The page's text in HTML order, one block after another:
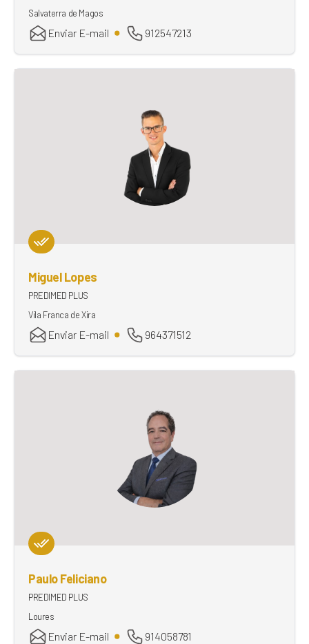
Salvaterra de Magos
Enviar E-mail 912547213
Miguel Lopes
PREDIMED PLUS
Vila Franca de Xira
Enviar E-mail 964371512
Paulo Feliciano
PREDIMED PLUS
Loures
Enviar E-mail 914058781